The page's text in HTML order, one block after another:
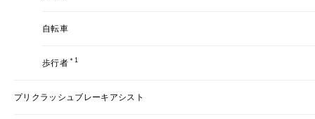
自転車
歩行者 ＊1
プリクラッシュブレーキアシスト